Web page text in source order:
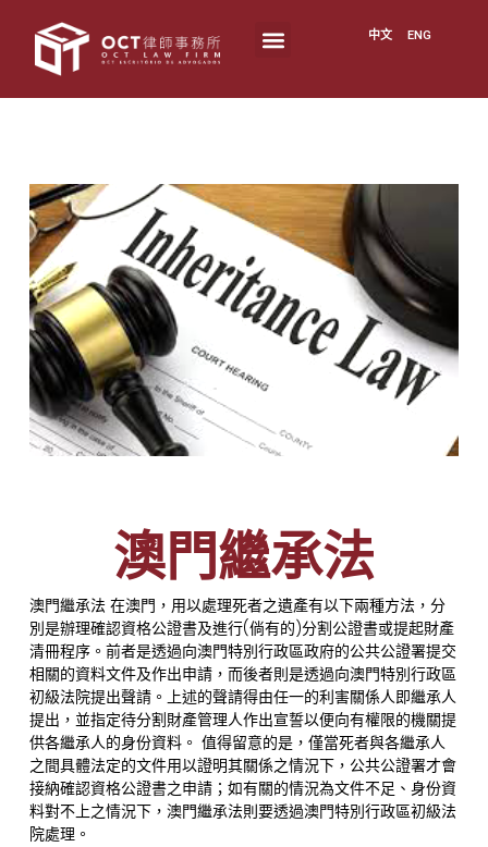
中文 ENG
澳門繼承法
澳門繼承法在澳門，用以處理死者之遺產有以下兩種方法，分
別是辦理確認資格公證書及進行(倘有的)分割公證書或提起財產
清冊程序。前者是透過向澳門特別行政區政府的公共公證署提交
相關的資料文件及作出申請，而後者則是透過向澳門特別行政區
初級法院提出聲請。上述的聲請得由任一的利害關係人即繼承人
提出，並指定待分割財產管理人作出宣誓以便向有權限的機關提
供各繼承人的身份資料。 值得留意的是，僅當死者與各繼承人
之間具體法定的文件用以證明其關係之情況下，公共公證署才會
接納確認資格公證書之申請；如有關的情況為文件不足、身份資
料對不上之情況下， 澳門繼承法則要透過澳門特別行政區初級法
院處理。